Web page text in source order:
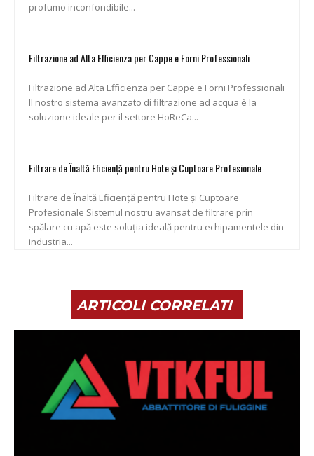
profumo inconfondibile...
Filtrazione ad Alta Efficienza per Cappe e Forni Professionali
Filtrazione ad Alta Efficienza per Cappe e Forni Professionali
Il nostro sistema avanzato di filtrazione ad acqua è la
soluzione ideale per il settore HoReCa...
Filtrare de Înaltă Eficiență pentru Hote și Cuptoare Profesionale
Filtrare de Înaltă Eficiență pentru Hote și Cuptoare
Profesionale Sistemul nostru avansat de filtrare prin
spălare cu apă este soluția ideală pentru echipamentele din
industria...
ARTICOLI CORRELATI